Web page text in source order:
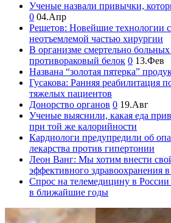
Ученые назвали привычки,
0 04.Апр
Решетов: Новейшие технологии
неотъемлемой частью хирургии
В организме смертельно
противораковый белок 0 13.Фев
Названа “золотая пятерка”
Гусакова: Ранняя реабилитация
тяжелых пациентов
Донорство органов 0 19.Авг
Ученые выяснили, какая еда
при той же калорийности
Кардиологи предупредили об
лекарства против гипертонии
Леон Ванг: Мы хотим внести
эффективного здравоохранения
Спрос на телемедицину в
в ближайшие годы